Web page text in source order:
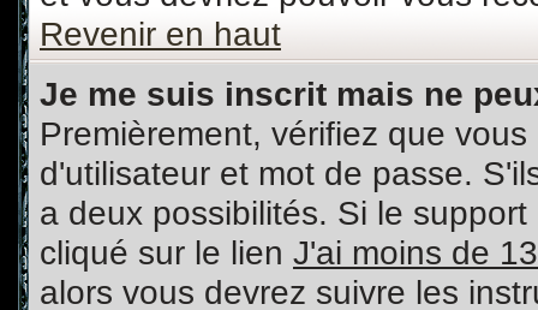
Revenir en haut
Je me suis inscrit mais ne
Premièrement, vérifiez que
d'utilisateur et mot de passe.
a deux possibilités. Si le
cliqué sur le lien J'ai moins de
alors vous devrez suivre les